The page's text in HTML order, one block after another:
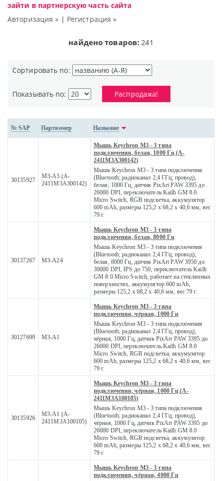
зайти в партнерскую часть сайта
Авторизация » | Регистрация »
найдено товаров: 241
Сортировать по:
Показывать по: Распродажа!
№ SAP Партномер Название
30135927
M3-A3 (A-
2411M3A300142)
Мышь Keychron M3 - 3 типа
подключения, белая, 1000 Гц (A-
2411M3A300142)
Мышь Keychron M3 - 3 типа подключения
(Bluetooth; радиоканал 2,4 ГГц; провод),
белая, 1000 Гц, датчик PixArt PAW 3395 до
26000 DPI, переключатель Kailh GM 8.0
Micro Switch, RGB подсветка, аккумулятор
600 mAh, размеры 125,2 x 68,2 x 40,6 мм, вес
79 г.
30137267 M3-A24
Мышь Keychron M3 - 3 типа
подключения, белая, 8000 Гц
Мышь Keychron M3 - 3 типа подключения
(Bluetooth; радиоканал 2,4 ГГц; провод),
белая, 8000 Гц, датчик PixArt PAW 3950 до
30000 DPI, IPS до 750, переключатель Kailh
GM 8.0 Micro Switch, работает на стеклянных
поверхностях, аккумулятор 600 mAh,
размеры 125,2 x 68,2 x 40,6 мм, вес 79 г.
30127699 M3-A1
Мышь Keychron M3 - 3 типа
подключения, чёрная, 1000 Гц
Мышь Keychron M3 - 3 типа подключения
(Bluetooth; радиоканал 2,4 ГГц; провод),
чёрная, 1000 Гц, датчик PixArt PAW 3395 до
26000 DPI, переключатель Kailh GM 8.0
Micro Switch, RGB подсветка, аккумулятор
600 mAh, размеры 125,2 x 68,2 x 40,6 мм, вес
79 г.
30135926
M3-A1 (A-
2411M3A100105)
Мышь Keychron M3 - 3 типа
подключения, чёрная, 1000 Гц (A-
2411M3A100105)
Мышь Keychron M3 - 3 типа подключения
(Bluetooth; радиоканал 2,4 ГГц; провод),
чёрная, 1000 Гц, датчик PixArt PAW 3395 до
26000 DPI, переключатель Kailh GM 8.0
Micro Switch, RGB подсветка, аккумулятор
600 mAh, размеры 125,2 x 68,2 x 40,6 мм, вес
79 г.
Мышь Keychron M3 - 3 типа
подключения, чёрная, 4000 Гц